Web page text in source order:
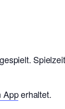
Apperhaltet.